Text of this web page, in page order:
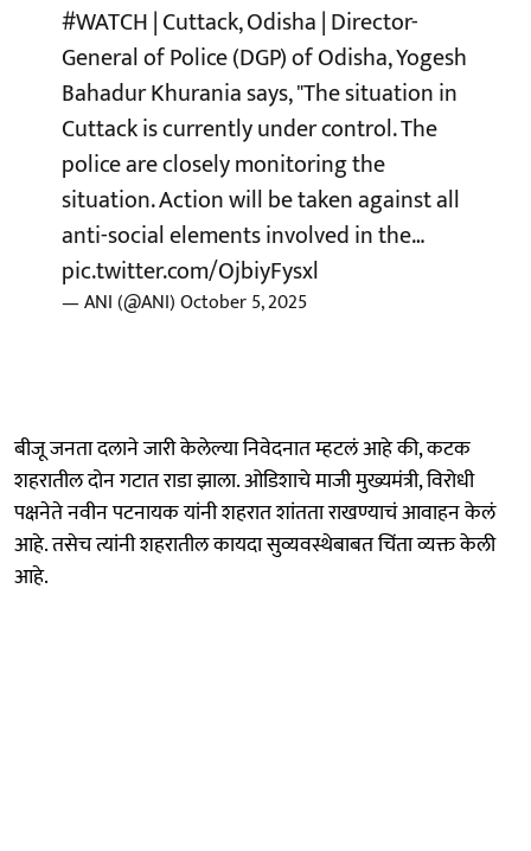
#WATCH| Cuttack, Odisha | Director-
General of Police (DGP) of Odisha, Yogesh
Bahadur Khurania says, "The situation in
Cuttack is currently under control. The
police are closely monitoring the
situation. Action will be taken against all
anti-social elements involved in the…
pic.twitter.com/OjbiyFysxl
— ANI (@ANI)October 5, 2025
बीजू जनता दलाने जारी केलेल्या निवेदनात म्हटलं आहे की, कटक
शहरातील दोन गटात राडा झाला. ओडिशाचे माजी मुख्यमंत्री, विरोधी
पक्षनेते नवीन पटनायक यांनी शहरात शांतता राखण्याचं आवाहन केलं
आहे. तसेच त्यांनी शहरातील कायदा सुव्यवस्थेबाबत चिंता व्यक्त केली
आहे.